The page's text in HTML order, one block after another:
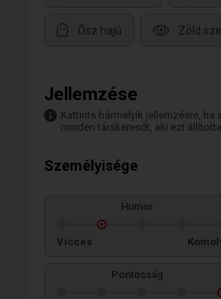
Ősz hajú Zöld
Jellemzése
Kattints bármelyik jellemzésre, ha
minden társkeresőt, aki ezt
Személyisége
Humor
Vicces
Pontosság